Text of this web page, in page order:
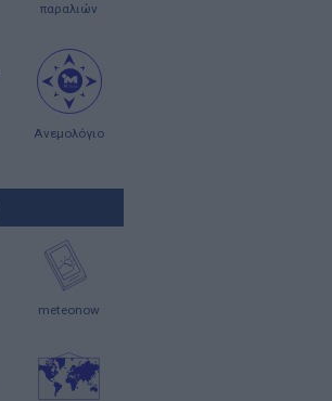
παραλιών
Ανεμολόγιο
meteonow